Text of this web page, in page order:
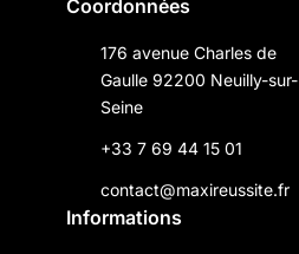
Coordonnées
176 avenue Charles de
Gaulle 92200 Neuilly-sur-
Seine
+33 7 69 44 15 01
contact@maxireussite.fr
Informations